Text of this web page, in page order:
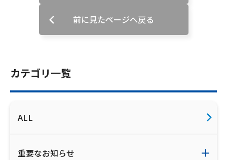
放送基準
安全・安心マーク
放送番組審議会議事録
プライバシーポリシー
カテゴリ一覧
ALL
重要なお知らせ
前に見たページへ戻る